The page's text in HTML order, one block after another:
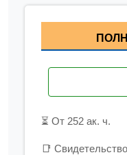
⏳ От 252 ак. ч.
📑